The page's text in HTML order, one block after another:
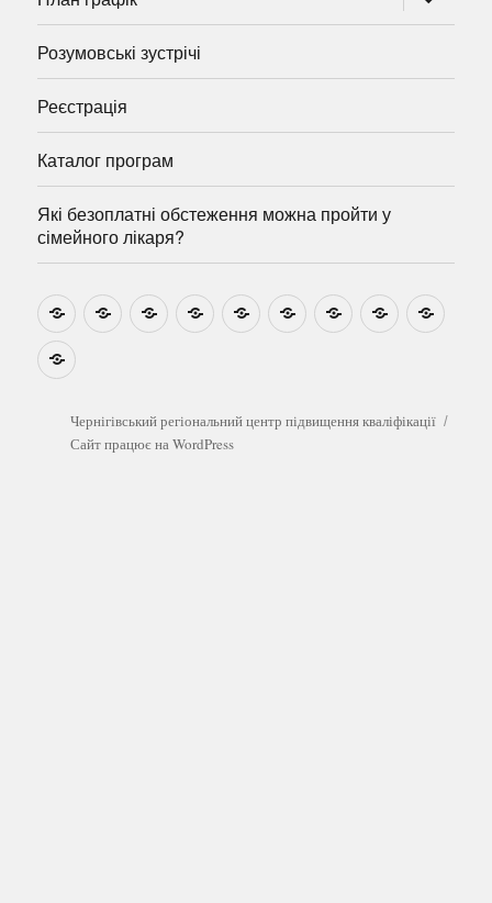
підменю
Розумовські зустрічі
Реєстрація
Каталог програм
Які безоплатні обстеження можна пройти у
сімейного лікаря?
НовиниНавчально-
методичні
Ми
на
Звіти Про
центр
План
графік
Розумовські
зустрічі
Реєстрація
Які
безоплатні
можна
пройти
у
Чернігівський регіональний центр підвищення кваліфікації
Сайт працює на WordPress